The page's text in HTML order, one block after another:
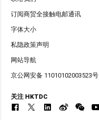
订阅商贸全接触电邮通讯
字体大小
私隐政策声明
网站导航
京公网安备 11010102003523号
关注 HKTDC